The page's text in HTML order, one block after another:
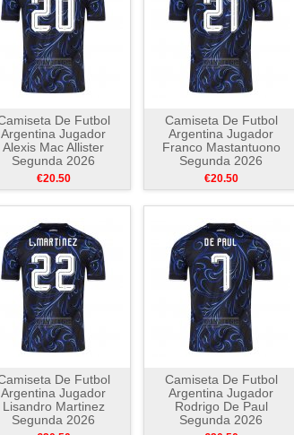
De Futbol
Argentina Jugador
Alexis Mac Allister
Segunda 2026
€20.50
Camiseta De Futbol
Argentina Jugador
Franco Mastantuono
Segunda 2026
€20.50
De Futbol
Argentina Jugador
Lisandro Martinez
Segunda 2026
Camiseta De Futbol
Argentina Jugador
Rodrigo De Paul
Segunda 2026